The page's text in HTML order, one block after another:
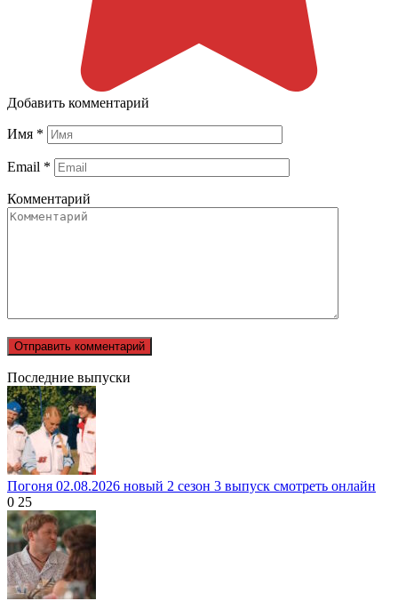
Добавить комментарий
Имя *
Email *
Комментарий
Последние выпуски
Погоня 02.08.2026 новый 2 сезон 3 выпуск смотреть онлайн
0 25